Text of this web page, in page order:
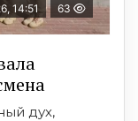
14:51 63
дух,